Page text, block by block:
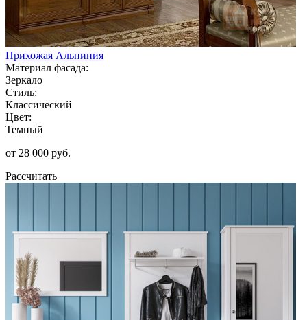
Прихожая Альпиния
Материал фасада:
Зеркало
Стиль:
Классический
Цвет:
Темный
от 28 000 руб.
Рассчитать